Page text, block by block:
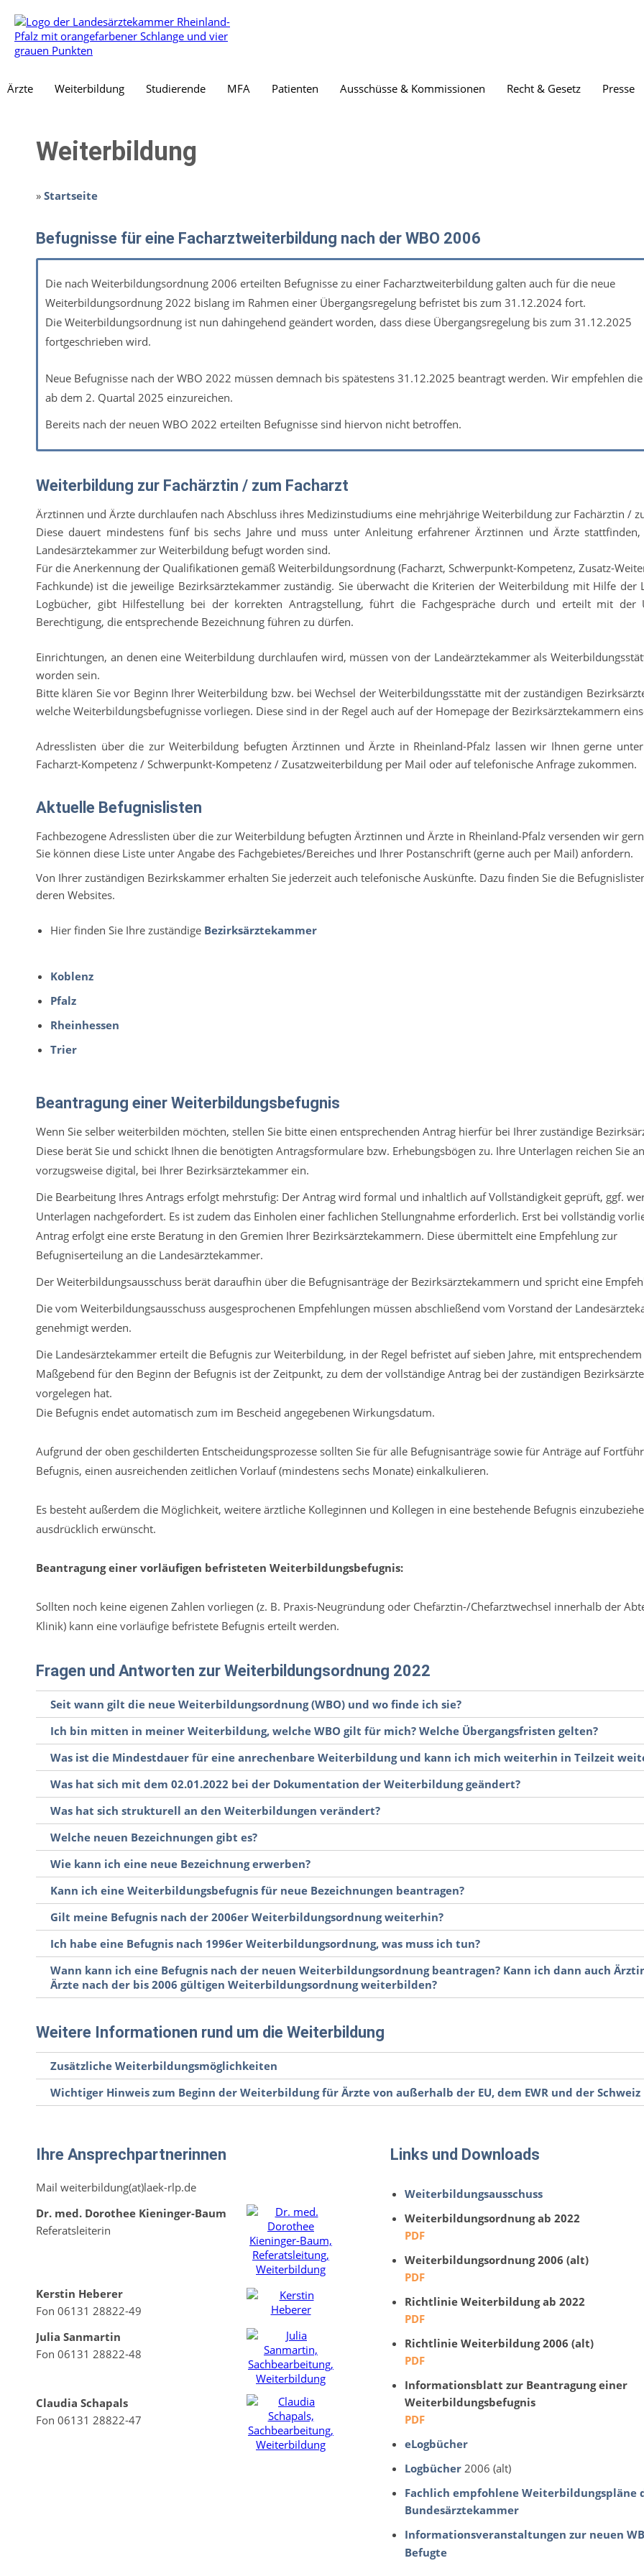
Ärzte Weiterbildung Studierende MFA Patienten Ausschüsse & Kommissionen Recht & Gesetz Presse
Weiterbildung
» Startseite
Befugnisse für eine Facharztweiterbildung nach der WBO 2006
Die nach Weiterbildungsordnung 2006 erteilten Befugnisse zu einer Facharztweiterbildung galten auch für die neue
Weiterbildungsordnung 2022 bislang im Rahmen einer Übergangsregelung befristet bis zum 31.12.2024 fort.
Die Weiterbildungsordnung ist nun dahingehend geändert worden, dass diese Übergangsregelung bis zum 31.12.2025
fortgeschrieben wird.
Neue Befugnisse nach der WBO 2022 müssen demnach bis spätestens 31.12.2025 beantragt werden. Wir empfehlen
ab dem 2. Quartal 2025 einzureichen.
Bereits nach der neuen WBO 2022 erteilten Befugnisse sind hiervon nicht betroffen.
Weiterbildung zur Fachärztin / zum Facharzt
Ärztinnen und Ärzte durchlaufen nach Abschluss ihres Medizinstudiums eine mehrjährige Weiterbildung zur Fachärztin /
Diese dauert mindestens fünf bis sechs Jahre und muss unter Anleitung erfahrener Ärztinnen und Ärzte
Landesärztekammer zur Weiterbildung befugt worden sind.
Für die Anerkennung der Qualifikationen gemäß Weiterbildungsordnung (Facharzt, Schwerpunkt-Kompetenz, Zusatz-
Fachkunde) ist die jeweilige Bezirksärztekammer zuständig. Sie überwacht die Kriterien der Weiterbildung mit Hilfe der
Logbücher, gibt Hilfestellung bei der korrekten Antragstellung, führt die Fachgespräche durch und erteilt mit der
Berechtigung, die entsprechende Bezeichnung führen zu dürfen.
Einrichtungen, an denen eine Weiterbildung durchlaufen wird, müssen von der Landeärztekammer als
worden sein.
Bitte klären Sie vor Beginn Ihrer Weiterbildung bzw. bei Wechsel der Weiterbildungsstätte mit der zuständigen
welche Weiterbildungsbefugnisse vorliegen. Diese sind in der Regel auch auf der Homepage der Bezirksärztekammern
Adresslisten über die zur Weiterbildung befugten Ärztinnen und Ärzte in Rheinland-Pfalz lassen wir Ihnen gerne
Facharzt-Kompetenz / Schwerpunkt-Kompetenz / Zusatzweiterbildung per Mail oder auf telefonische Anfrage zukommen.
Aktuelle Befugnislisten
Fachbezogene Adresslisten über die zur Weiterbildung befugten Ärztinnen und Ärzte in Rheinland-Pfalz versenden wir
Sie können diese Liste unter Angabe des Fachgebietes/Bereiches und Ihrer Postanschrift (gerne auch per Mail) anfordern.
Von Ihrer zuständigen Bezirkskammer erhalten Sie jederzeit auch telefonische Auskünfte. Dazu finden Sie die
deren Websites.
Hier finden Sie Ihre zuständige Bezirksärztekammer
Koblenz
Pfalz
Rheinhessen
Trier
Beantragung einer Weiterbildungsbefugnis
Wenn Sie selber weiterbilden möchten, stellen Sie bitte einen entsprechenden Antrag hierfür bei Ihrer zuständige
Diese berät Sie und schickt Ihnen die benötigten Antragsformulare bzw. Erhebungsbögen zu. Ihre Unterlagen reichen Sie
vorzugsweise digital, bei Ihrer Bezirksärztekammer ein.
Die Bearbeitung Ihres Antrags erfolgt mehrstufig: Der Antrag wird formal und inhaltlich auf Vollständigkeit geprüft, ggf.
Unterlagen nachgefordert. Es ist zudem das Einholen einer fachlichen Stellungnahme erforderlich. Erst bei vollständig
Antrag erfolgt eine erste Beratung in den Gremien Ihrer Bezirksärztekammern. Diese übermittelt eine Empfehlung zur
Befugniserteilung an die Landesärztekammer.
Der Weiterbildungsausschuss berät daraufhin über die Befugnisanträge der Bezirksärztekammern und spricht eine
Die vom Weiterbildungsausschuss ausgesprochenen Empfehlungen müssen abschließend vom Vorstand der
genehmigt werden.
Die Landesärztekammer erteilt die Befugnis zur Weiterbildung, in der Regel befristet auf sieben Jahre, mit entsprechendem
Maßgebend für den Beginn der Befugnis ist der Zeitpunkt, zu dem der vollständige Antrag bei der zuständigen
vorgelegen hat.
Die Befugnis endet automatisch zum im Bescheid angegebenen Wirkungsdatum.
Aufgrund der oben geschilderten Entscheidungsprozesse sollten Sie für alle Befugnisanträge sowie für Anträge auf
Befugnis, einen ausreichenden zeitlichen Vorlauf (mindestens sechs Monate) einkalkulieren.
Es besteht außerdem die Möglichkeit, weitere ärztliche Kolleginnen und Kollegen in eine bestehende Befugnis
ausdrücklich erwünscht.
Beantragung einer vorläufigen befristeten Weiterbildungsbefugnis:
Sollten noch keine eigenen Zahlen vorliegen (z. B. Praxis-Neugründung oder Chefärztin-/Chefarztwechsel innerhalb der
Klinik) kann eine vorläufige befristete Befugnis erteilt werden.
Fragen und Antworten zur Weiterbildungsordnung 2022
Seit wann gilt die neue Weiterbildungsordnung (WBO) und wo finde ich sie?
Ich bin mitten in meiner Weiterbildung, welche WBO gilt für mich? Welche Übergangsfristen gelten?
Was ist die Mindestdauer für eine anrechenbare Weiterbildung und kann ich mich weiterhin in Teilzeit
Was hat sich mit dem 02.01.2022 bei der Dokumentation der Weiterbildung geändert?
Was hat sich strukturell an den Weiterbildungen verändert?
Welche neuen Bezeichnungen gibt es?
Wie kann ich eine neue Bezeichnung erwerben?
Kann ich eine Weiterbildungsbefugnis für neue Bezeichnungen beantragen?
Gilt meine Befugnis nach der 2006er Weiterbildungsordnung weiterhin?
Ich habe eine Befugnis nach 1996er Weiterbildungsordnung, was muss ich tun?
Wann kann ich eine Befugnis nach der neuen Weiterbildungsordnung beantragen? Kann ich dann auch
Ärzte nach der bis 2006 gültigen Weiterbildungsordnung weiterbilden?
Weitere Informationen rund um die Weiterbildung
Zusätzliche Weiterbildungsmöglichkeiten
Wichtiger Hinweis zum Beginn der Weiterbildung für Ärzte von außerhalb der EU, dem EWR und der Schweiz
Ihre Ansprechpartnerinnen
Mail weiterbildung(at)laek-rlp.de
Dr. med. Dorothee Kieninger-Baum
Referatsleiterin
Kerstin Heberer
Fon 06131 28822-49
Julia Sanmartin
Fon 06131 28822-48
Claudia Schapals
Fon 06131 28822-47
Links und Downloads
Weiterbildungsausschuss
Weiterbildungsordnung ab 2022
PDF
Weiterbildungsordnung 2006 (alt)
PDF
Richtlinie Weiterbildung ab 2022
PDF
Richtlinie Weiterbildung 2006 (alt)
PDF
Informationsblatt zur Beantragung einer
Weiterbildungsbefugnis
PDF
eLogbücher
Logbücher2006 (alt)
Fachlich empfohlene Weiterbildungspläne
Bundesärztekammer
Informationsveranstaltungen zur neuen
Befugte